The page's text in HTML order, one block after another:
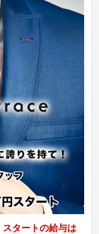
タートの給与は